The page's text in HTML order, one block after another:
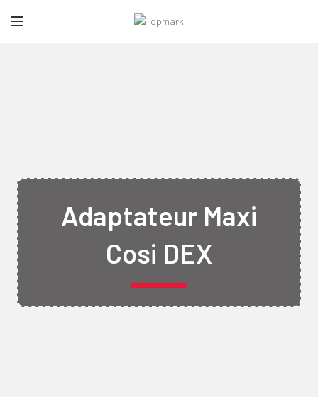
Adaptateur Maxi
Cosi DEX